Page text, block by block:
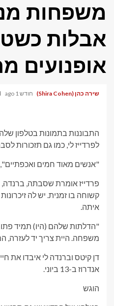
משפחות
אבלות
אופנועים
שירה כהן (Shira Cohen) חודש 1 ago
התבוננות בתמונות בטלפון
לפרדייז לי, כמו גם תזכורות
"אנשים מאוד חמים
פרדייז אומרת שסבתה,
קשוחה בו זמנית. יש לה זיכרונות
איתה.
"הדלתות שלהם (היו) תמיד
משפחה. היית צריך יד לעזרה,
דן קיטס וברנדה לי איבדו את
אנדרוז ב-13 ביוני.
הוגש